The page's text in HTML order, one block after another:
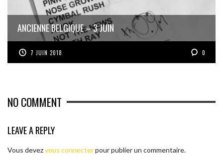
ANCIENNE BELGIQUE – 3 JUIN
7 JUIN 2018 0
NO COMMENT
LEAVE A REPLY
Vous devezvous connecterpour publier un commentaire.